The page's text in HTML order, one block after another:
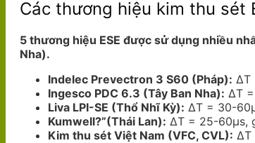
Các thương hiệu kim thu sét
5 thương hiệu ESE được sử dụng nhiều
Nha).
Indelec Prevectron 3 S60 (Pháp): ΔT
Ingesco PDC 6.3 (Tây Ban Nha): ΔT
Liva LPI-SE (Thổ Nhĩ Kỳ): ΔT = 30-
Kumwell?”(Thái Lan): ΔT = 25-60μs,
Kim thu sét Việt Nam (VFC, CVL): ΔT